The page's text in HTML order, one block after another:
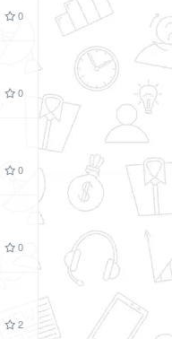
0
0
0
0
2